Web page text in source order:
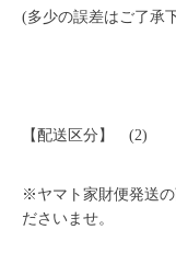
(多少の誤差はご了承
【配送区分】 (2)
※ヤマト家財便発送の
ださいませ。